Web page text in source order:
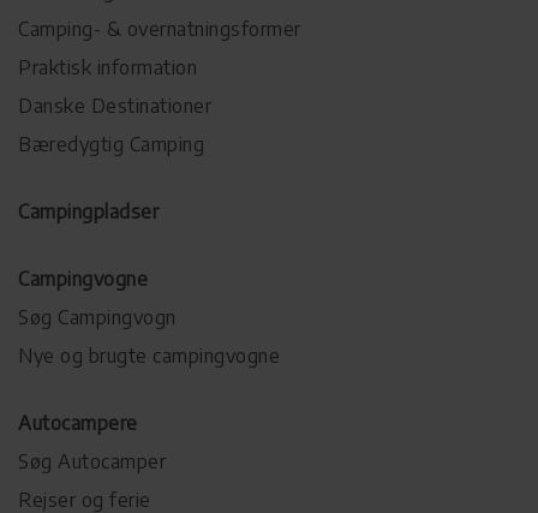
Camping- & overnatningsformer
Praktisk information
Danske Destinationer
Bæredygtig Camping
Campingpladser
Campingvogne
Søg Campingvogn
Nye og brugte campingvogne
Autocampere
Søg Autocamper
Rejser og ferie